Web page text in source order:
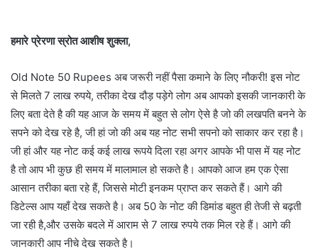
हमारे प्रेरणा स्रोत आशीष शुक्ला,
Old Note 50 Rupees अब जरूरी नहीं पैसा कमाने के लिए नौकरी! इस नोट
से मिलते 7 लाख रुपये, तरीका देख दौड़ पड़ेगे लोग अब आपको इसकी जानकारी के
लिए बता देते है की यह आज के समय में बहुत से लोग ऐसे है जो की लखपति बनने के
सपने को देख रहे है, जी हां जो की अब यह नोट सभी सपनो को साकार कर रहा है।
जी हां और यह नोट कई कई लाख रूपये दिला रहा अगर आपके भी पास में यह नोट
है तो आप भी कुछ ही समय में मालामाल हो सकते है। आपको आज हम एक ऐसा
आसान तरीका बता रहे हैं, जिससे मोटी इनकम प्राप्त कर सकते हैं। आगे की
डिटेल्स आप यहाँ देख सकते है। अब 50 के नोट की डिमांड बहुत ही तेजी से बढ़ती
जा रही है,और उसके बदले में आराम से 7 लाख रुपये तक मिल रहे हैं। आगे की
जानकारी आप नीचे देख सकते है।